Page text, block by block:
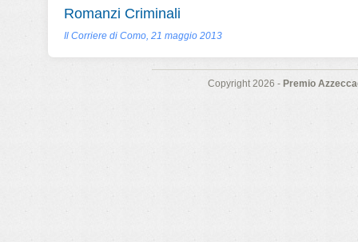
Romanzi Criminali
Il Corriere di Como, 21 maggio 2013
Copyright 2026 - Premio